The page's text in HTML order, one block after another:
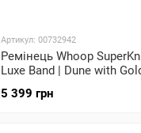
Артикул: 00732942
Ремінець Whoop
Luxe Band | Dune with
5 399 грн